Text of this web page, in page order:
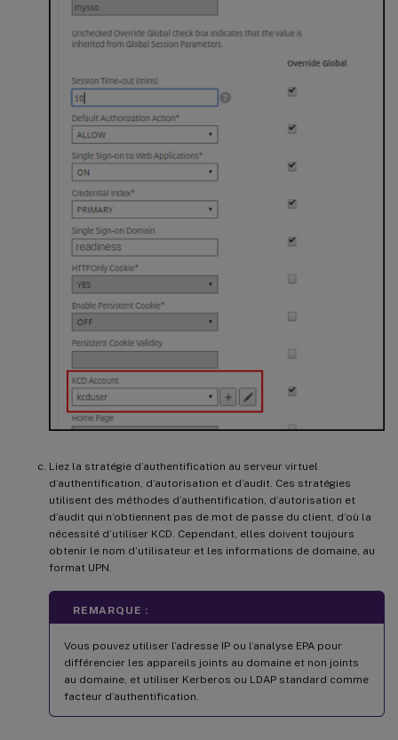
Liez la stratégie d’authentification au serveur virtuel
d’authentification, d’autorisation et d’audit. Ces stratégies
utilisent des méthodes d’authentification, d’autorisation et
d’audit qui n’obtiennent pas de mot de passe du client, d’où la
nécessité d’utiliser KCD. Cependant, elles doivent toujours
obtenir le nom d’utilisateur et les informations de domaine, au
format UPN.
REMARQUE :
Vous pouvez utiliser l’adresse IP ou l’analyse EPA pour
différencier les appareils joints au domaine et non joints
au domaine, et utiliser Kerberos ou LDAP standard comme
facteur d’authentification.